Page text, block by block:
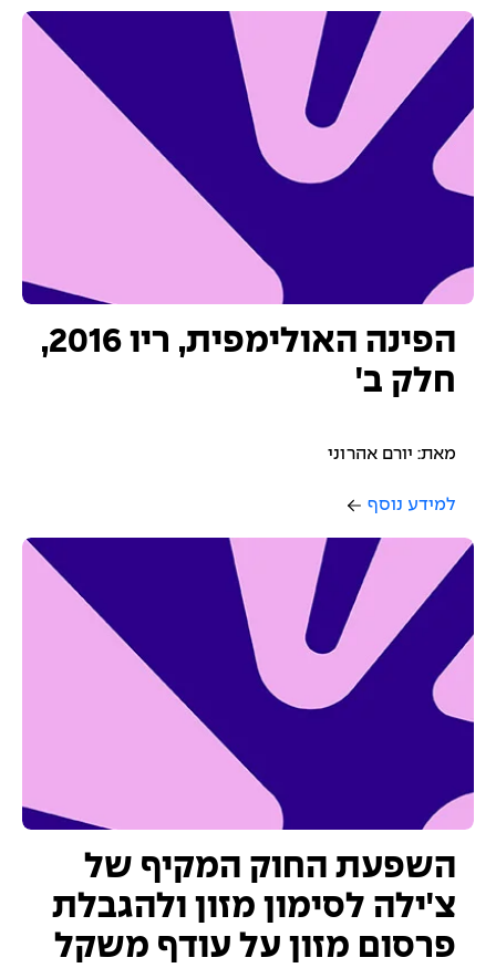
הפינה האולימפית, ריו 2016,
חלק ב'
מאת: יורם אהרוני
למידע נוסף
השפעת החוק המקיף של
צ'ילה לסימון מזון ולהגבלת
פרסום מזון על עודף משקל